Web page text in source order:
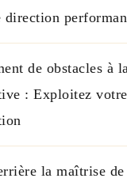
direction
de obstacles à
: Exploitez
la maîtrise